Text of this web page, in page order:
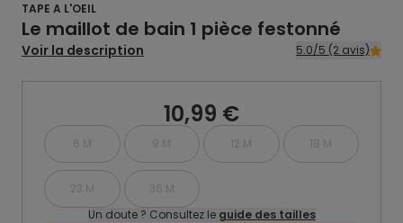
TAPE A L'OEIL
Le maillot de bain 1 pièce festonné
Voir la description 5.0/5 (2 avis)
10,99 €
6 M 9 M 12 M 18 M
23 M
36 M
Un doute ? Consultez le guide des tailles